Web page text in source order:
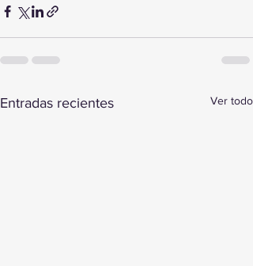
Entradas recientes Ver todo